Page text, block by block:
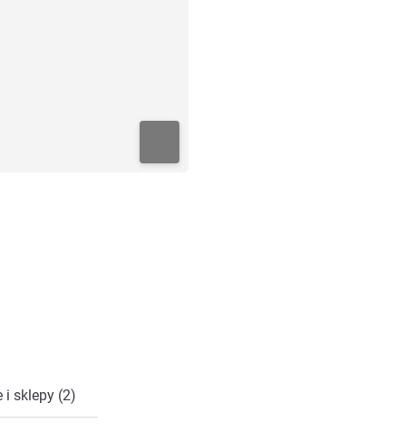
i sklepy (2)